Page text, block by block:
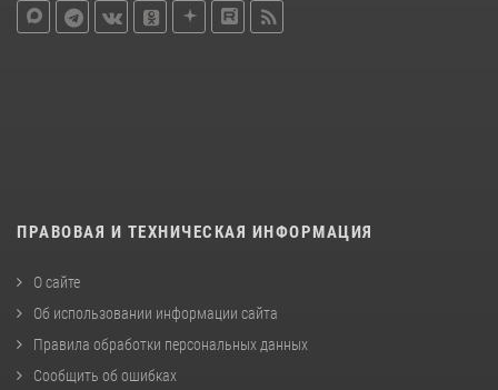
ПРАВОВАЯ И ТЕХНИЧЕСКАЯ ИНФОРМАЦИЯ
О сайте
Об использовании информации сайта
Правила обработки персональных данных
Сообщить об ошибках